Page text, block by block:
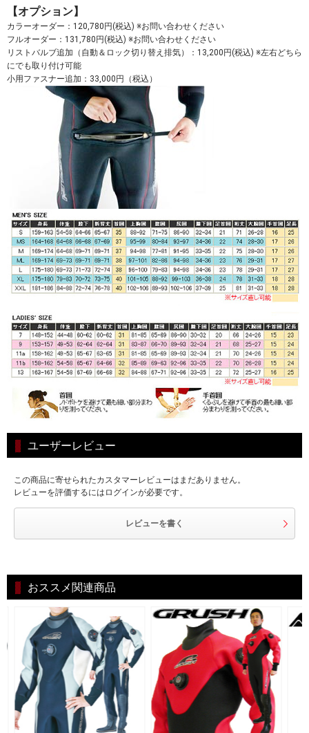
【オプション】
カラーオーダー：120,780円(税込) ※お問い合わせください
フルオーダー：131,780円(税込) ※お問い合わせください
リストバルブ追加（自動＆ロック切り替え排気）：13,200円(税込) ※左右どちら
にでも取り付け可能
小用ファスナー追加：33,000円（税込）
ユーザーレビュー
この商品に寄せられたカスタマーレビューはまだありません。
レビューを評価するにはログインが必要です。
レビューを書く
おススメ関連商品